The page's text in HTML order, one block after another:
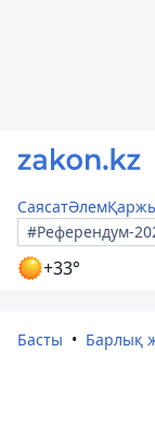
СаясатӘлем
#Референдум-
+33°
Басты Барлық